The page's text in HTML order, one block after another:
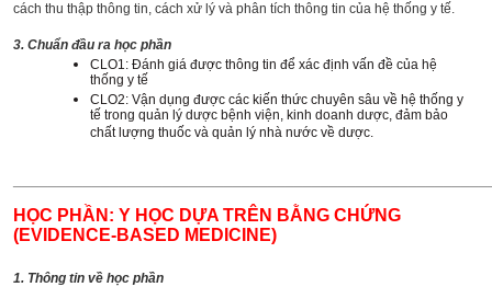
cách thu thập thông tin, cách xử lý và phân tích thông tin của hệ thống y tế.
3. Chuẩn đầu ra học phần
CLO1: Đánh giá được thông tin để xác định vấn đề của hệ
thống y tế
CLO2: Vận dụng được các kiến thức chuyên sâu về hệ thống y
tế trong quản lý dược bệnh viện, kinh doanh dược, đảm bảo
chất lượng thuốc và quản lý nhà nước về dược.
HỌC PHẦN: Y HỌC DỰA TRÊN BẰNG CHỨNG
(EVIDENCE-BASED MEDICINE)
1. Thông tin về học phần